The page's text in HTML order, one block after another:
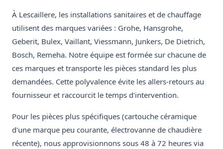
À Lescaillere, les installations sanitaires et de chauffage
utilisent des marques variées : Grohe, Hansgrohe,
Geberit, Bulex, Vaillant, Viessmann, Junkers, De Dietrich,
Bosch, Remeha. Notre équipe est formée sur chacune de
ces marques et transporte les pièces standard les plus
demandées. Cette polyvalence évite les allers-retours au
fournisseur et raccourcit le temps d'intervention.
Pour les pièces plus spécifiques (cartouche céramique
d'une marque peu courante, électrovanne de chaudière
récente), nous approvisionnons sous 48 à 72 heures via